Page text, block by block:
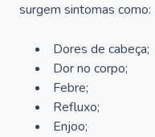
surgem sintomas como:
Dores de cabeça;
Dor no corpo;
Febre;
Refluxo;
Enjoo;